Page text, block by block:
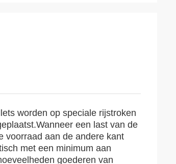
worden op speciale rijstroken
een last van de
voorraad aan de andere kant
met een minimum aan
goederen van